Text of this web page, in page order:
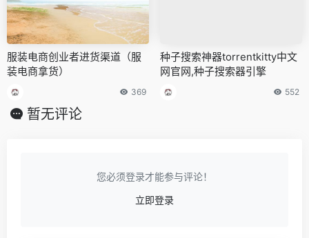
服装电商创业者进货渠道（服
装电商拿货）
369
种子搜索神器torrentkitty中文
网官网,种子搜索器引擎
552
暂无评论
您必须登录才能参与评论！
立即登录